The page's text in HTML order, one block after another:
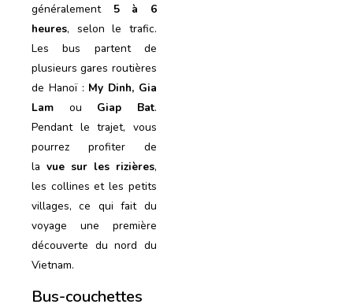
généralement 5 à 6
heures, selon le trafic.
Les bus partent de
plusieurs gares routières
de Hanoï : My Dinh, Gia
Lam ou Giap Bat.
Pendant le trajet, vous
pourrez profiter de
la vue sur les rizières,
les collines et les petits
villages, ce qui fait du
voyage une première
découverte du nord du
Vietnam.
Bus-couchettes